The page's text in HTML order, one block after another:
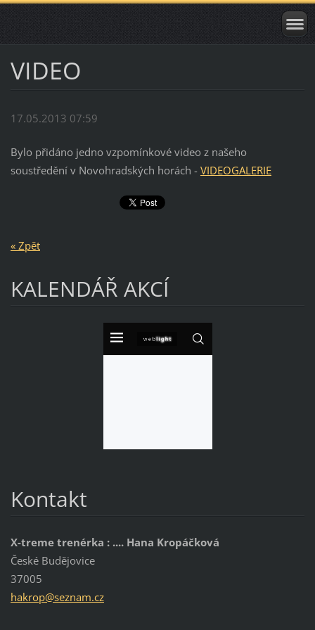
VIDEO
17.05.2013 07:59
Bylo přidáno jedno vzpomínkové video z našeho
soustředění v Novohradských horách - VIDEOGALERIE
« Zpět
KALENDÁŘ AKCÍ
Kontakt
X-treme trenérka : .... Hana Kropáčková
České Budějovice
37005
hakrop@seznam.cz